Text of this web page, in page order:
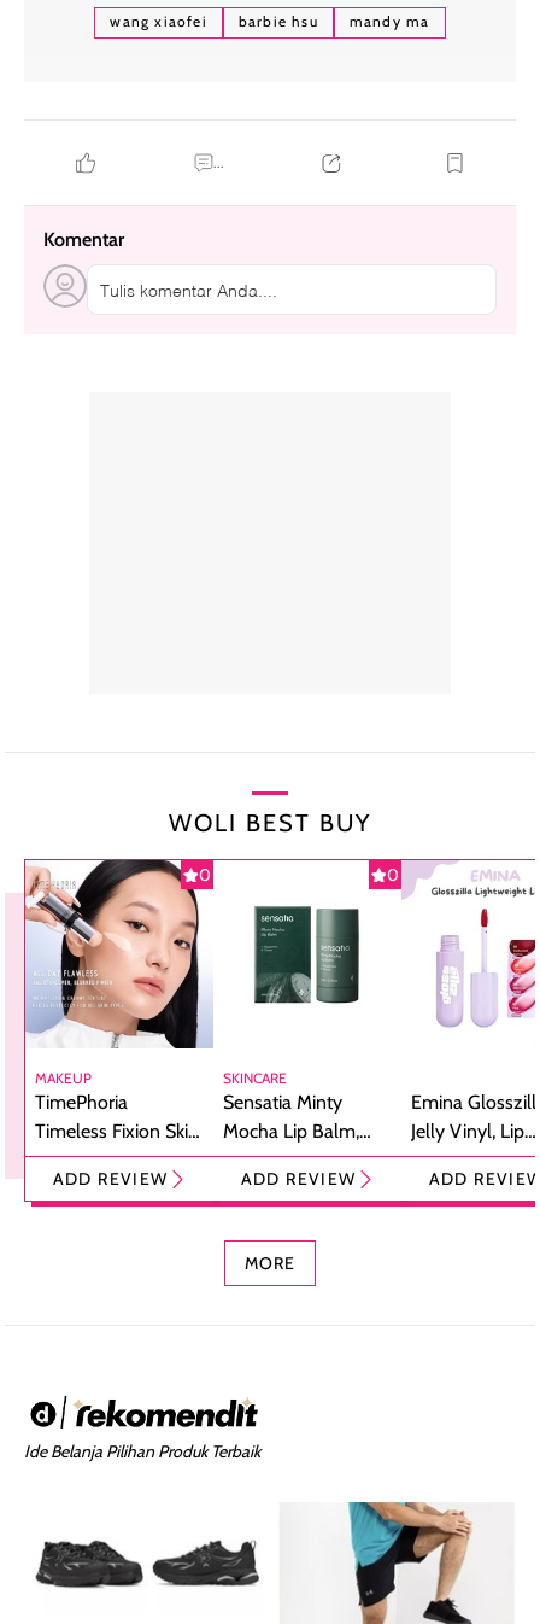
wang xiaofei barbie hsu mandy ma
...
Komentar
Tulis komentar Anda....
WOLI BEST BUY
0
MAKEUP
TimePhoria
Timeless Fixion Skin
Tint Stick,
Foundation dan
ADD REVIEW
0
SKINCARE
Sensatia Minty
Mocha Lip Balm,
Pelembap Bibir
dengan Aroma
ADD REVIEW
Emina
Jelly Vinyl, Lip
Cream Glossy
Ringan
ADD
MORE
Ide Belanja Pilihan Produk Terbaik